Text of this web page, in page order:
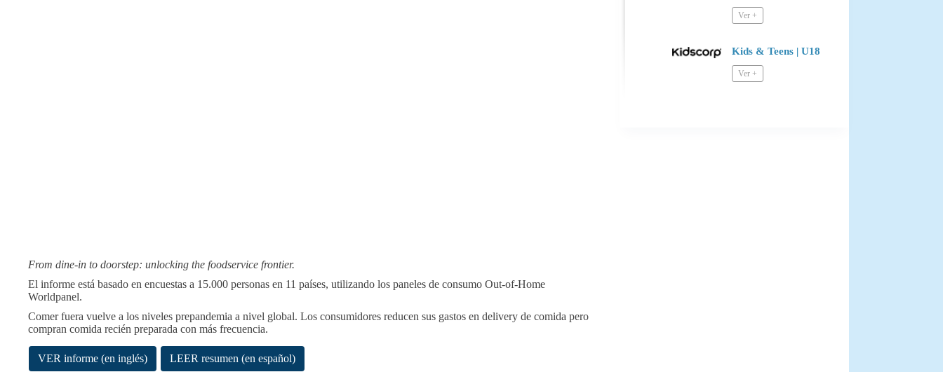
From dine-in to doorstep: unlocking the foodservice frontier.
El informe está basado en encuestas a 15.000 personas en 11 países, utilizando los paneles de consumo Out-of-Home
Worldpanel.
Comer fuera vuelve a los niveles prepandemia a nivel global. Los consumidores reducen sus gastos en delivery de comida pero
compran comida recién preparada con más frecuencia.
VER informe (en inglés) LEER resumen (en español)
Kids & Teens | U18